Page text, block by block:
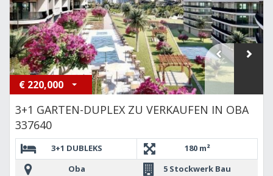
€ 220,000
3+1 GARTEN-DUPLEX ZU VERKAUFEN IN OBA
337640
3+1 DUBLEKS
180 m²
Oba
5 Stockwerk Bau